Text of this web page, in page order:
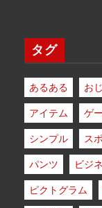
タグ
あるある お
アイテム
ゲ
シンプル
ス
パンツ
ビジ
ピクトグラム